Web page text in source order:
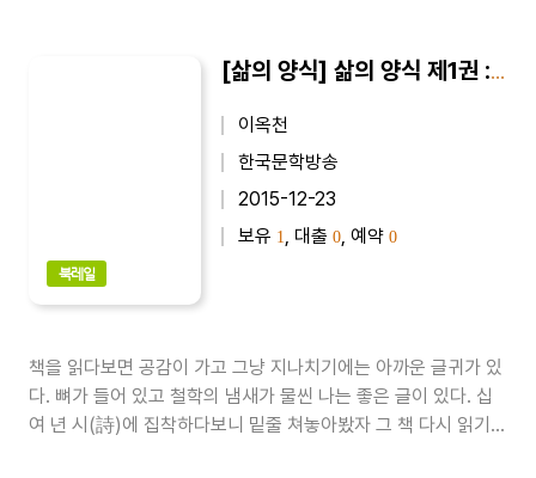
북레일
[삶의 양식] 삶의 양식 제1권 : 신송 이옥천 경구집
이옥천
한국문학방송
2015-12-23
보유 1 , 대출 0 , 예약 0
책을 읽다보면 공감이 가고 그냥 지나치기에는 아까운 글귀가 있
다. 뼈가 들어 있고 철학의 냄새가 물씬 나는 좋은 글이 있다. 십
여 년 시(詩)에 집착하다보니 밑줄 쳐놓아봤자 그 책 다시 읽기는